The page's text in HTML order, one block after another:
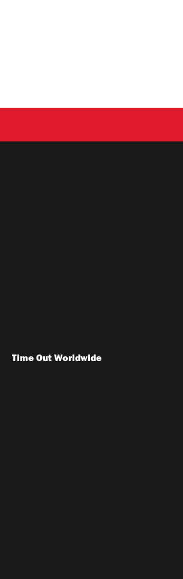
Time Out Worldwide